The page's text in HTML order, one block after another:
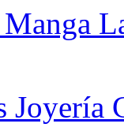
Joyería